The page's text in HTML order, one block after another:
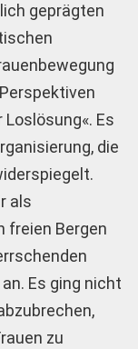
geprägten
Es
die
als
freien Bergen
Es ging nicht
zu